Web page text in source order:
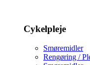
Cykelpleje
Smøremidler
Rengøring /